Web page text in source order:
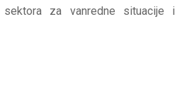
za vanredne situacije i